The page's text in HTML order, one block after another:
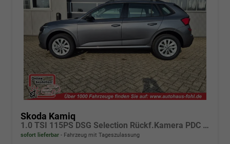
Skoda Kamiq
1.0 TSI 115PS DSG Selection Rückf.Kamera PDC v+h Sitzheizung Klimaautomatik Skoda-Radio Apple CarPlay + Android Auto Tempomat Garantieverlängerung 16"LM
sofort lieferbar Fahrzeug mit Tageszulassung